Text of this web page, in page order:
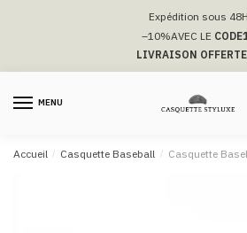
navigation
Expédition sous 48H
–10%AVEC LE
LIVRAISON OFFERTE
MENU
Accueil / Casquette Baseball / Casquette